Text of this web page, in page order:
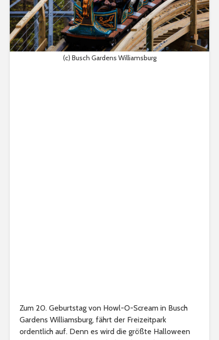
(c) Busch Gardens Williamsburg
Zum 20. Geburtstag von Howl-O-Scream in Busch
Gardens Williamsburg, fährt der Freizeitpark
ordentlich auf. Denn es wird die größte Halloween